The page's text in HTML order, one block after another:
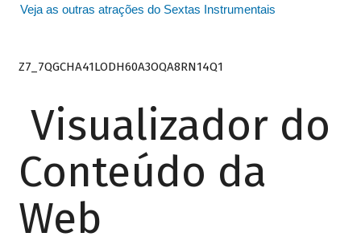
Veja as outras atrações do Sextas Instrumentais
Z7_7QGCHA41LODH60A3OQA8RN14Q1
Visualizador do
Conteúdo da
Web